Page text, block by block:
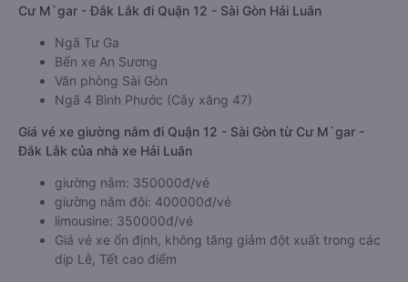
Cư M`gar - Đắk Lắk đi Quận 12 - Sài Gòn Hải Luân
Ngã Tư Ga
Bến xe An Sương
Văn phòng Sài Gòn
Ngã 4 Bình Phước (Cây xăng 47)
Giá vé xe giường nằm đi Quận 12 - Sài Gòn từ Cư M`gar -
Đắk Lắk của nhà xe Hải Luân
giường nằm: 350000đ/vé
giường nằm đôi: 400000đ/vé
limousine: 350000đ/vé
Giá vé xe ổn định, không tăng giảm đột xuất trong các
dịp Lễ, Tết cao điểm